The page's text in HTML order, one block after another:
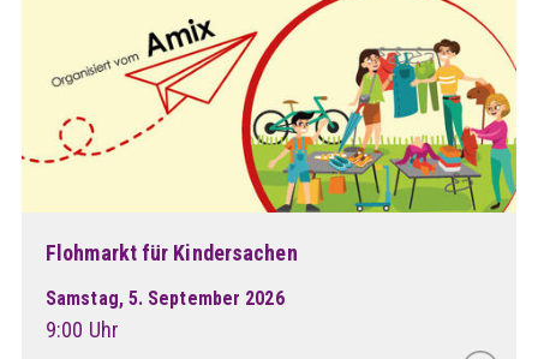
Flohmarkt für Kindersachen
Samstag, 5. September 2026
9:00 Uhr